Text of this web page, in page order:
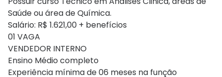
Saúde ou área de Química.
Salário: R$ 1.621,00 + benefícios
01 VAGA
VENDEDOR INTERNO
Ensino Médio completo
Experiência mínima de 06 meses na função